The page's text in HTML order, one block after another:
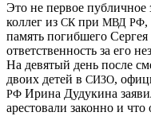
Это не первое публичное
коллег из СК при МВД РФ,
память погибшего
ответственность за его
На девятый день после
двоих детей в СИЗО,
РФ Ирина Дудукина
арестовали законно и